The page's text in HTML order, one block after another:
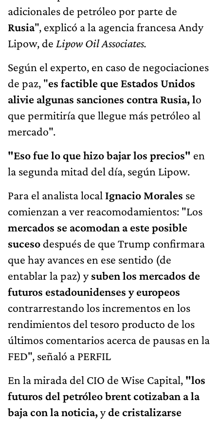
adicionales de petróleo por parte de
Rusia", explicó a la agencia francesa Andy
Lipow, de Lipow Oil Associates.
Según el experto, en caso de negociaciones
de paz, "es factible que Estados Unidos
alivie algunas sanciones contra Rusia, lo
que permitiría que llegue más petróleo al
mercado".
"Eso fue lo que hizo bajar los precios" en
la segunda mitad del día, según Lipow.
Para el analista local Ignacio Morales se
comienzan a ver reacomodamientos: "Los
mercados se acomodan a este posible
suceso después de que Trump confirmara
que hay avances en ese sentido (de
entablar la paz) ysuben los mercados de
futuros estadounidenses y europeos
contrarrestando los incrementos en los
rendimientos del tesoro producto de los
últimos comentarios acerca de pausas en la
FED", señaló a PERFIL
En la mirada del CIO de Wise Capital, "los
futuros del petróleo brent cotizaban a la
baja con la noticia,yde cristalizarse